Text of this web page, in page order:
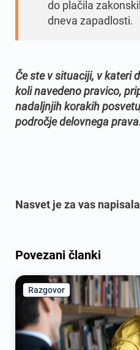
do plačila
dneva zapadlosti.
Če ste v situaciji, v kateri
koli navedeno pravico,
nadaljnjih korakih
področje delovnega
Nasvet je za vas
Povezani članki
Razgovor